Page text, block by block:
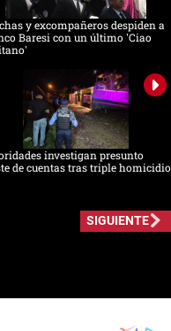
y excompañeros despiden a
Baresi con un último 'Ciao
investigan presunto
de cuentas tras triple homicidio
SIGUIENTE